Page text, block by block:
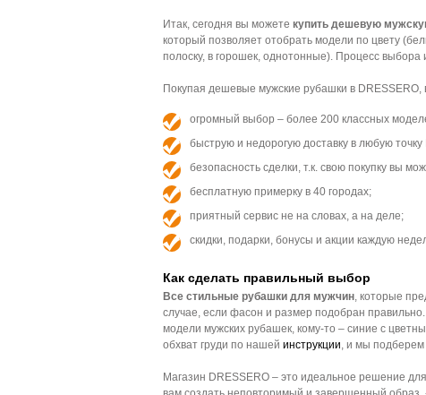
Итак, сегодня вы можете купить дешевую
который позволяет отобрать модели по цвету
полоску, в горошек, однотонные). Процесс выбора
Покупая дешевые мужские рубашки в DRESSERO,
огромный выбор – более 200 классных
быструю и недорогую доставку в любую
безопасность сделки, т.к. свою покупку вы
бесплатную примерку в 40 городах;
приятный сервис не на словах, а на деле;
скидки, подарки, бонусы и акции каждую
Как сделать правильный выбор
Все стильные рубашки для мужчин, которые
случае, если фасон и размер подобран
модели мужских рубашек, кому-то – синие с
обхват груди по нашей инструкции, и мы подберем
Магазин DRESSERO – это идеальное решение